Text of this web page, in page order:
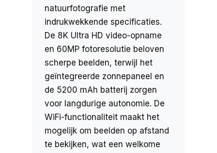
natuurfotografie met
indrukwekkende specificaties.
De 8K Ultra HD video-opname
en 60MP fotoresolutie beloven
scherpe beelden, terwijl het
geïntegreerde zonnepaneel en
de 5200 mAh batterij zorgen
voor langdurige autonomie. De
WiFi-functionaliteit maakt het
mogelijk om beelden op afstand
te bekijken, wat een welkome